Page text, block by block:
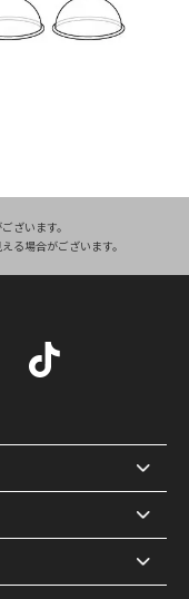
ざいます。
る場合がございます。